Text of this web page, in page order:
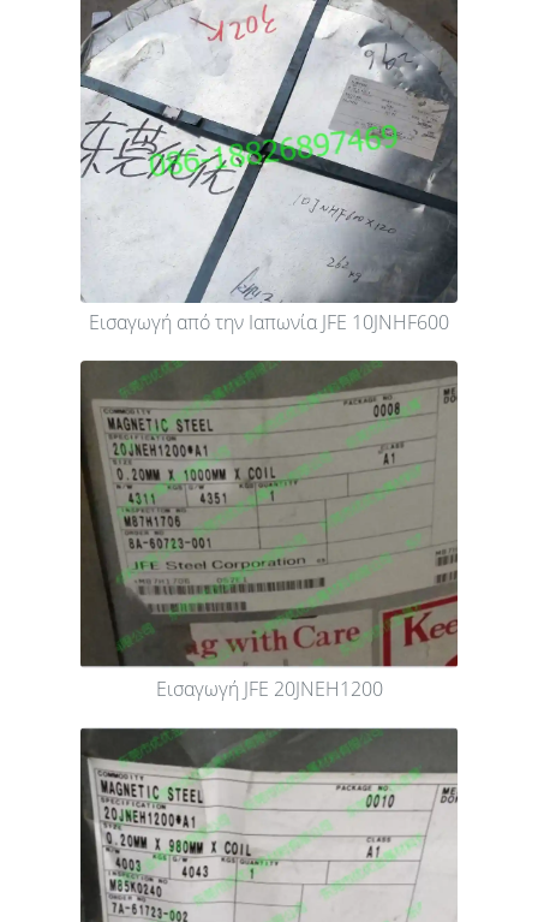
Εισαγωγή από την Ιαπωνία JFE 10JNHF600
Εισαγωγή JFE 20JNEH1200